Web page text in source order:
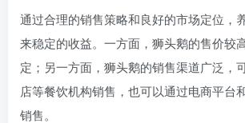
通过合理的销售策略和良好的市场定位，
来稳定的收益。一方面，狮头鹅的售价较
定；另一方面，狮头鹅的销售渠道广泛，
店等餐饮机构销售，也可以通过电商平台
销售。